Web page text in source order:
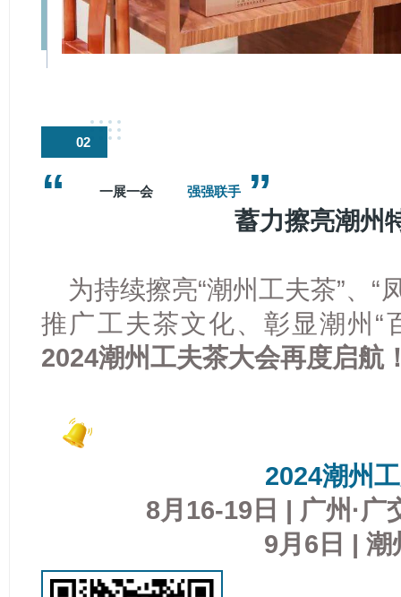
02
“ 一展一会 强强联手 ”
蓄力擦亮潮州
为持续擦亮“潮州工夫茶”、“
推广工夫茶文化、彰显潮州“
2024潮州工夫茶大会再度启航
2024潮州
8月16-19日 | 广州·
9月6日 | 潮